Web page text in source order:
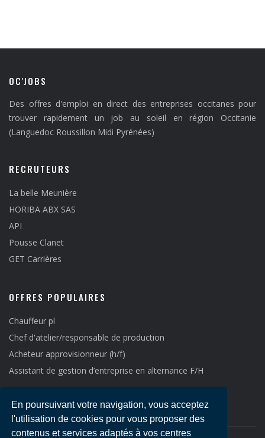
En poursuivant votre navigation, vous acceptez
l'utilisation de cookies pour vous proposer des
contenus et services adaptés à vos centres
OC'JOBS
Des offres d'emploi en direct des entreprises occitanes pour
trouver rapidement un job au soleil en région Occitanie
(Languedoc Roussillon Midi Pyrénées)
RECRUTEURS
La belle Meunière
HORIBA ABX SAS
API
Pousse Clanet
GET Carrières
OFFRES POPULAIRES
Chauffeur pl
Chef d'atelier/responsable de production
Acheteur approvisionneur (h/f)
Assistant de gestion d’entreprise en alternance F/H